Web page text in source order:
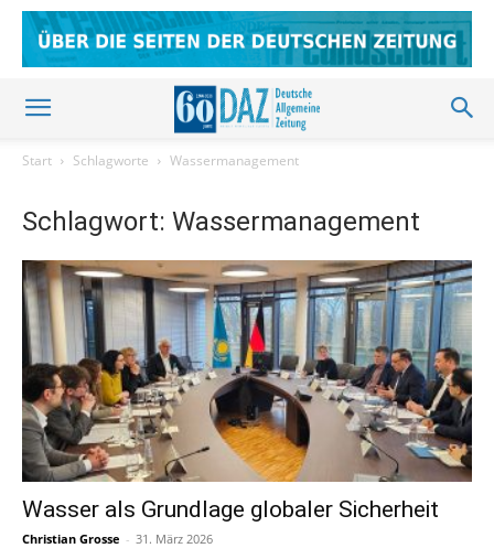
Start Schlagworte Wassermanagement
Schlagwort: Wassermanagement
Wasser als Grundlage globaler Sicherheit
Christian Grosse - 31. März 2026